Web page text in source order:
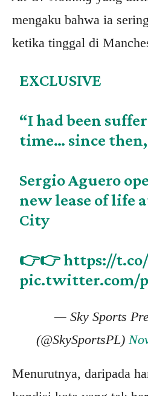
mengaku bahwa ia
ketika tinggal di
EXCLUSIVE
“I had been
time… since
Sergio Aguero
new lease of life
City
👉👉https://
pic.twitter.com/
— Sky Sports
(@SkySportsPL)
Menurutnya, daripada